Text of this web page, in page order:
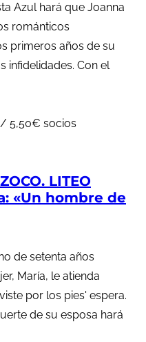
Azul hará que Joanna
románticos
primeros años de su
infidelidades. Con el
5,50€ socios
LITEO
«Un hombre de
de setenta años
María, le atienda
por los pies' espera.
de su esposa hará